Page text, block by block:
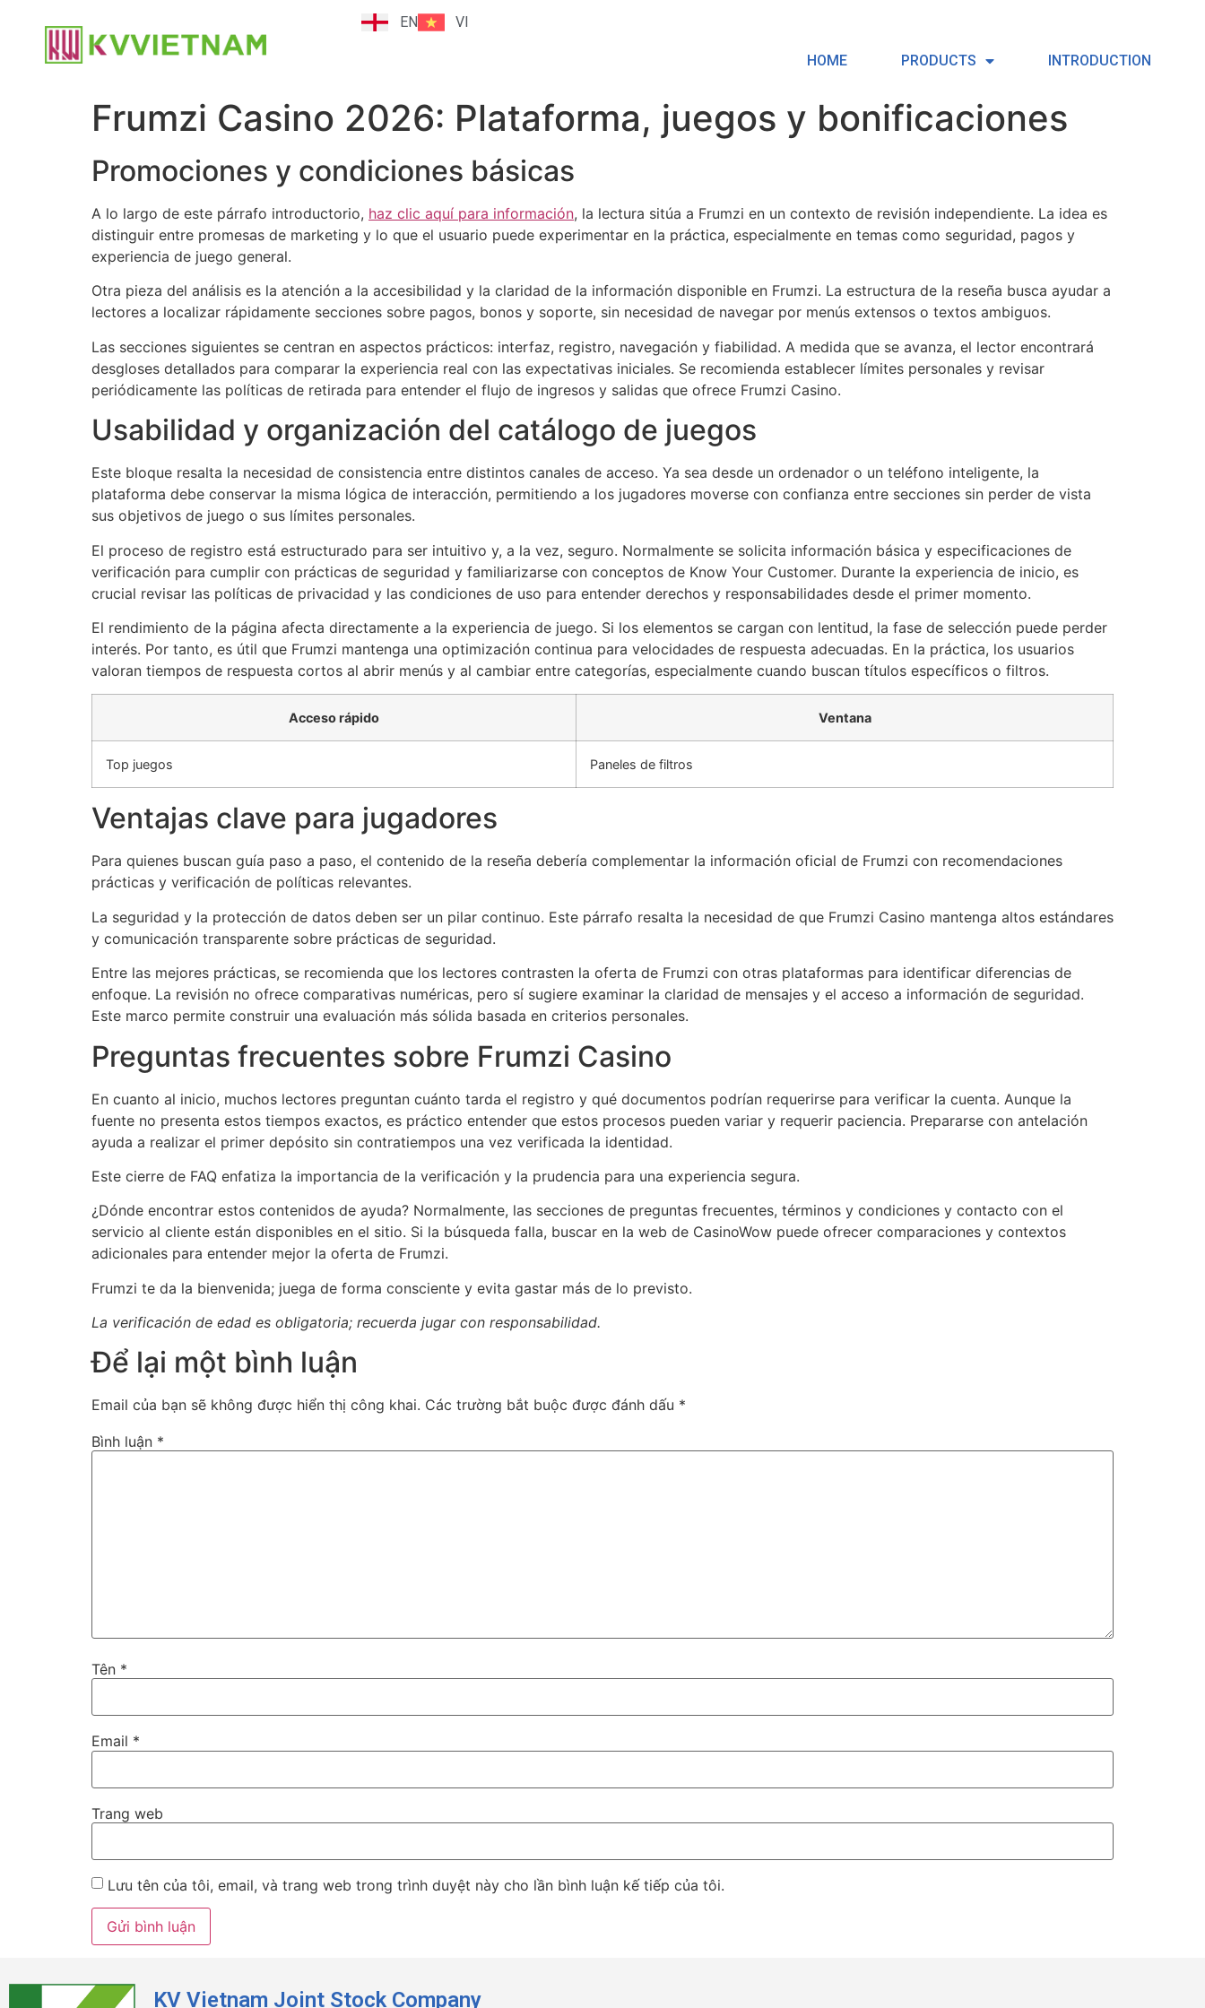
EN VI
HOME PRODUCTS INTRODUCTION
Frumzi Casino 2026: Plataforma, juegos y bonificaciones
Promociones y condiciones básicas
A lo largo de este párrafo introductorio, haz clic aquí para información, la lectura sitúa a Frumzi en un contexto de revisión independiente. La idea es
distinguir entre promesas de marketing y lo que el usuario puede experimentar en la práctica, especialmente en temas como seguridad, pagos y
experiencia de juego general.
Otra pieza del análisis es la atención a la accesibilidad y la claridad de la información disponible en Frumzi. La estructura de la reseña busca ayudar a
lectores a localizar rápidamente secciones sobre pagos, bonos y soporte, sin necesidad de navegar por menús extensos o textos ambiguos.
Las secciones siguientes se centran en aspectos prácticos: interfaz, registro, navegación y fiabilidad. A medida que se avanza, el lector encontrará
desgloses detallados para comparar la experiencia real con las expectativas iniciales. Se recomienda establecer límites personales y revisar
periódicamente las políticas de retirada para entender el flujo de ingresos y salidas que ofrece Frumzi Casino.
Usabilidad y organización del catálogo de juegos
Este bloque resalta la necesidad de consistencia entre distintos canales de acceso. Ya sea desde un ordenador o un teléfono inteligente, la
plataforma debe conservar la misma lógica de interacción, permitiendo a los jugadores moverse con confianza entre secciones sin perder de vista
sus objetivos de juego o sus límites personales.
El proceso de registro está estructurado para ser intuitivo y, a la vez, seguro. Normalmente se solicita información básica y especificaciones de
verificación para cumplir con prácticas de seguridad y familiarizarse con conceptos de Know Your Customer. Durante la experiencia de inicio, es
crucial revisar las políticas de privacidad y las condiciones de uso para entender derechos y responsabilidades desde el primer momento.
El rendimiento de la página afecta directamente a la experiencia de juego. Si los elementos se cargan con lentitud, la fase de selección puede perder
interés. Por tanto, es útil que Frumzi mantenga una optimización continua para velocidades de respuesta adecuadas. En la práctica, los usuarios
valoran tiempos de respuesta cortos al abrir menús y al cambiar entre categorías, especialmente cuando buscan títulos específicos o filtros.
Acceso rápido Ventana
Top juegos Paneles de filtros
Ventajas clave para jugadores
Para quienes buscan guía paso a paso, el contenido de la reseña debería complementar la información oficial de Frumzi con recomendaciones
prácticas y verificación de políticas relevantes.
La seguridad y la protección de datos deben ser un pilar continuo. Este párrafo resalta la necesidad de que Frumzi Casino mantenga altos estándares
y comunicación transparente sobre prácticas de seguridad.
Entre las mejores prácticas, se recomienda que los lectores contrasten la oferta de Frumzi con otras plataformas para identificar diferencias de
enfoque. La revisión no ofrece comparativas numéricas, pero sí sugiere examinar la claridad de mensajes y el acceso a información de seguridad.
Este marco permite construir una evaluación más sólida basada en criterios personales.
Preguntas frecuentes sobre Frumzi Casino
En cuanto al inicio, muchos lectores preguntan cuánto tarda el registro y qué documentos podrían requerirse para verificar la cuenta. Aunque la
fuente no presenta estos tiempos exactos, es práctico entender que estos procesos pueden variar y requerir paciencia. Prepararse con antelación
ayuda a realizar el primer depósito sin contratiempos una vez verificada la identidad.
Este cierre de FAQ enfatiza la importancia de la verificación y la prudencia para una experiencia segura.
¿Dónde encontrar estos contenidos de ayuda? Normalmente, las secciones de preguntas frecuentes, términos y condiciones y contacto con el
servicio al cliente están disponibles en el sitio. Si la búsqueda falla, buscar en la web de CasinoWow puede ofrecer comparaciones y contextos
adicionales para entender mejor la oferta de Frumzi.
Frumzi te da la bienvenida; juega de forma consciente y evita gastar más de lo previsto.
La verificación de edad es obligatoria; recuerda jugar con responsabilidad.
Để lại một bình luận
Email của bạn sẽ không được hiển thị công khai. Các trường bắt buộc được đánh dấu *
Bình luận *
Tên *
Email *
Trang web
Lưu tên của tôi, email, và trang web trong trình duyệt này cho lần bình luận kế tiếp của tôi.
KV Vietnam Joint Stock Company